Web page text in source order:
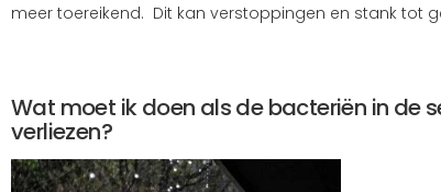
meer toereikend. Dit kan verstoppingen en stank tot
Wat moet ik doen als de bacteriën in de
verliezen?